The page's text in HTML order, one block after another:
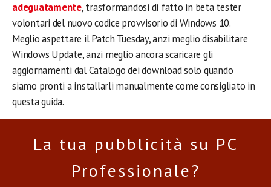
adeguatamente, trasformandosi di fatto in beta tester
volontari del nuovo codice provvisorio di Windows 10.
Meglio aspettare il Patch Tuesday, anzi meglio disabilitare
Windows Update, anzi meglio ancora scaricare gli
aggiornamenti dal Catalogo dei download solo quando
siamo pronti a installarli manualmente come consigliato in
questa guida.
La tua pubblicità su PC
Professionale?